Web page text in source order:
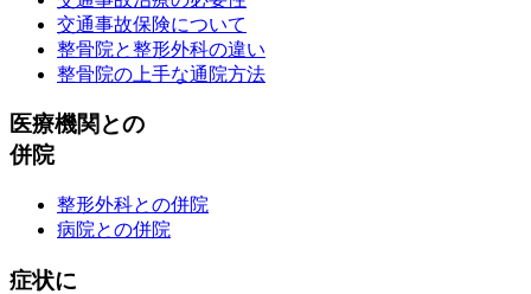
交通事故保険について
整骨院と整形外科の違い
整骨院の上手な通院方法
医療機関との
併院
整形外科との併院
病院との併院
症状に